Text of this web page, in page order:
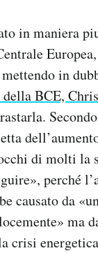
in maniera
in
BCE,
di molti la
perché
causato da
ma
crisi